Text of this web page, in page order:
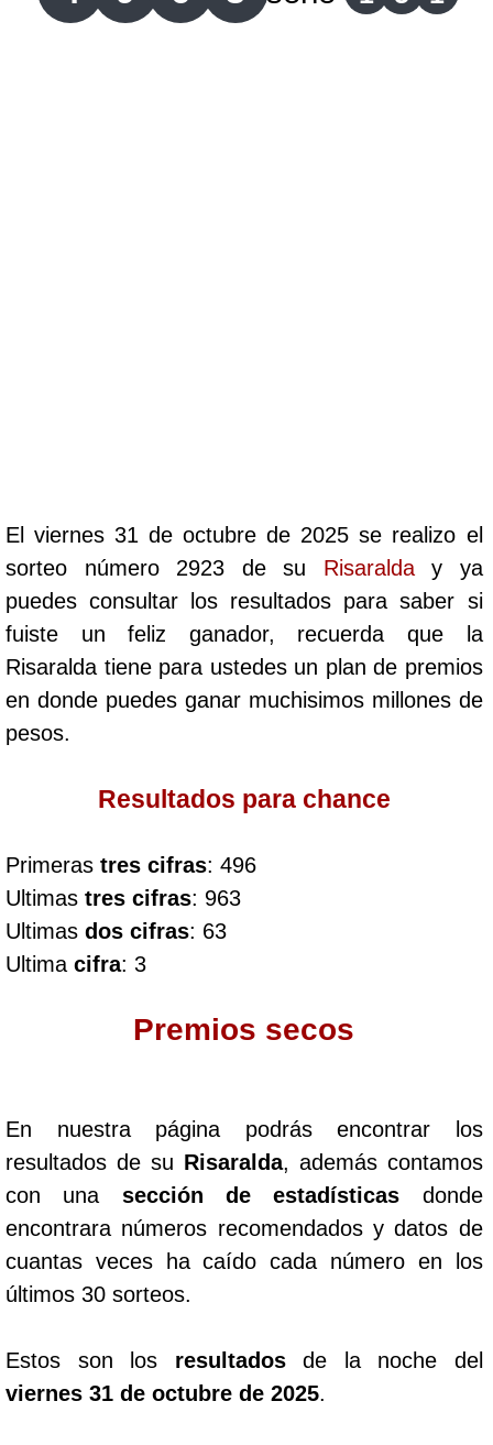
Lotería del Cauca
Cafeterito Noche
Caribeña Día
Caribeña Noche
Chontico Día
Chontico Noche
Culona día
Culona noche
Dorado Noche
Fantástica Día
Fantástica Noche
Motilon Noche
El viernes 31 de octubre de 2025 se realizo el
sorteo número 2923 de su Risaralday ya
puedes consultar los resultados para saber si
fuiste un feliz ganador, recuerda que la
Risaralda tiene para ustedes un plan de premios
en donde puedes ganar muchisimos millones de
pesos.
Resultados para chance
Primeras tres cifras: 496
Ultimas tres cifras: 963
Ultimas dos cifras: 63
Ultima cifra: 3
Premios secos
En nuestra página podrás encontrar los
resultados de su Risaralda, además contamos
con una sección de estadísticas donde
encontrara números recomendados y datos de
cuantas veces ha caído cada número en los
últimos 30 sorteos.
Estos son los resultadosde la noche del
viernes 31 de octubre de 2025.